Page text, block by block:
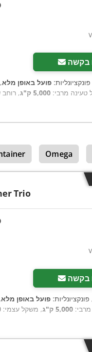
בקשה
פועל באופן מלא
טעינה מרבי: 5,000 ק"ג ,
Omega
Trio
בקשה
פונקציונליות: פועל באופן מלא
5,000 ק"ג , משקל עצמי: